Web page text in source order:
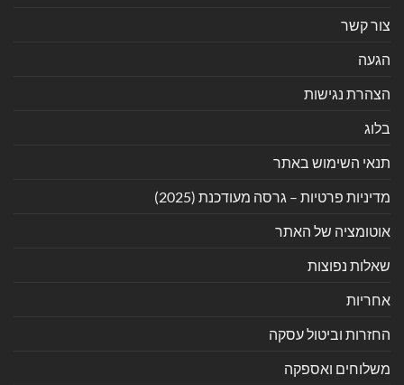
צור קשר
הגעה
הצהרת נגישות
בלוג
תנאי השימוש באתר
מדיניות פרטיות – גרסה מעודכנת (2025)
אוטומציה של האתר
שאלות נפוצות
אחריות
החזרות וביטול עסקה
משלוחים ואספקה